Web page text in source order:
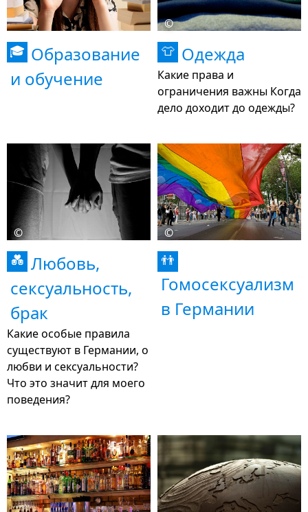
🎓 Образование
и обучение
©
👕 Одежда
Какие права и
ограничения важны Когда
дело доходит до одежды?
©
💑 Любовь,
сексуальность,
брак
Какие особые правила
существуют в Германии, о
любви и сексуальности?
Что это значит для моего
поведения?
©
👬
Гомосексуализм
в Германии